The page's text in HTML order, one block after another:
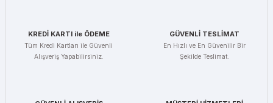
Ürün bilgilerinde hatalar bulunuyor.
Ürün fiyatı diğer sitelerden daha pahalı.
KREDİ KARTI ile ÖDEME
Tüm Kredi Kartları ile Güvenli
Alışveriş Yapabilirsiniz.
GÜVENLİ TESLİMAT
En Hızlı ve En Güvenilir Bir
Şekilde Teslimat.